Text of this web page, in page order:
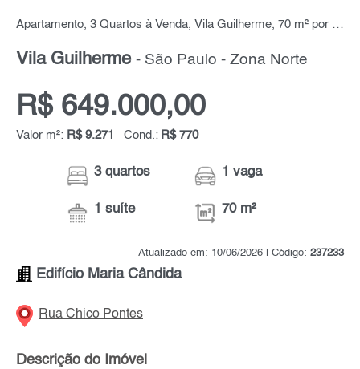
Apartamento, 3 Quartos à Venda, Vila Guilherme, 70 m² por R$ 649.000,00
Vila Guilherme - São Paulo - Zona Norte
R$ 649.000,00
Valor m²: R$ 9.271 Cond.: R$ 770
3 quartos
1 suíte
1 vaga
70 m²
Atualizado em: 10/06/2026 | Código: 237233
Edifício Maria Cândida
Rua Chico Pontes
Descrição do Imóvel